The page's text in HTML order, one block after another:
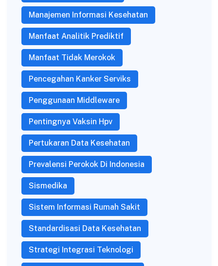
Manajemen Informasi Kesehatan
Manfaat Analitik Prediktif
Manfaat Tidak Merokok
Pencegahan Kanker Serviks
Penggunaan Middleware
Pentingnya Vaksin Hpv
Pertukaran Data Kesehatan
Prevalensi Perokok Di Indonesia
Sismedika
Sistem Informasi Rumah Sakit
Standardisasi Data Kesehatan
Strategi Integrasi Teknologi